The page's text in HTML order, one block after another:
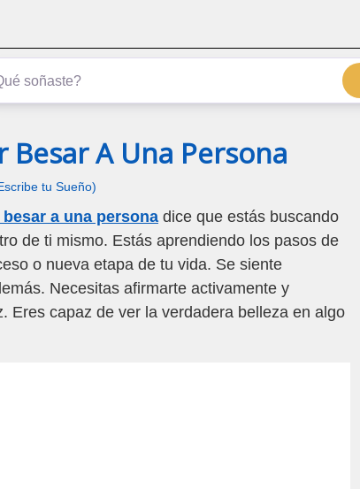
A Una Persona
tu Sueño)
a una persona dice que estás buscando
de ti mismo. Estás aprendiendo los pasos de
o nueva etapa de tu vida. Se siente
Necesitas afirmarte activamente y
Eres capaz de ver la verdadera belleza en algo